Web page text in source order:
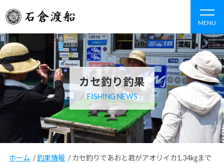
MENU
カセ釣り釣果
FISHING NEWS
ホーム /釣果情報 /カセ釣りであおと君がアオリイカ1.34㎏まで